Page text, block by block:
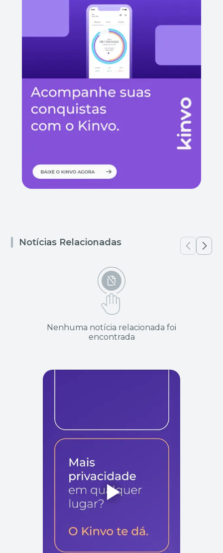
Notícias Relacionadas
Nenhuma notícia relacionada foi
encontrada